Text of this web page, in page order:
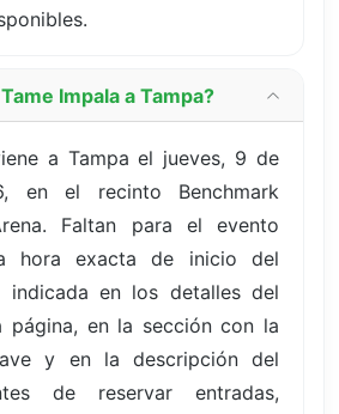
Impala a Tampa?
a Tampa el jueves, 9 de
en el recinto Benchmark
Faltan para el evento
hora exacta de inicio del
indicada en los detalles del
página, en la sección con la
y en la descripción del
de reservar entradas,